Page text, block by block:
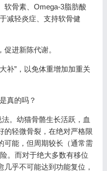
软骨素、Omega-3脂肪酸
减轻炎症、支持软骨健
进新陈代谢。
补”，以免体重增加加重关
真的吗？
。幼猫骨骼生长活跃，血
的轻微骨裂，在绝对严格限
可能，但周期较长（通常需
。而对于绝大多数有移位
乎不可能达到功能复位，